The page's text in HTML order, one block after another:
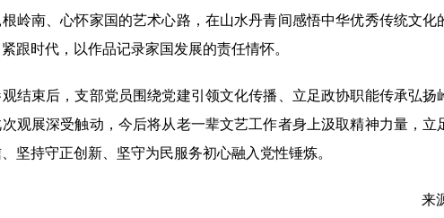
岭南、心怀家国的艺术心路，在山水丹青间感悟中华优秀传统文化
跟时代，以作品记录家国发展的责任情怀。
束后，支部党员围绕党建引领文化传播、立足政协职能传承弘扬
观展深受触动，今后将从老一辈文艺工作者身上汲取精神力量，
坚持守正创新、坚守为民服务初心融入党性锤炼。
来